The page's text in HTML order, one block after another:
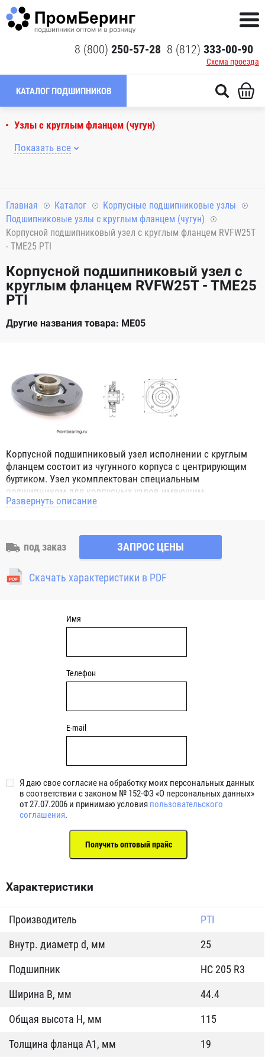
8 (800) 250-57-28 8 (812) 333-00-90
Схема проезда
КАТАЛОГ ПОДШИПНИКОВ
Узлы с круглым фланцем (чугун)
Показать все
Главная Каталог
Корпусные подшипниковые узлы
Подшипниковые узлы с круглым фланцем (чугун)
Корпусной подшипниковый узел с круглым фланцем RVFW25T
- TME25 PTI
Корпусной подшипниковый узел с
круглым фланцем RVFW25T - TME25
PTI
Другие названия товара: ME05
Корпусной подшипниковый узел исполнении с круглым
фланцем состоит из чугунного корпуса с центрирующим
буртиком. Узел укомплектован специальным
подшипником для корпусных узлов имеющим
сферическое наружное кольцо. При монтаже корпусных
вала или неточность монтажа. Корпус имеет четыре
отверстия для закрепления. Узлы c круглым чугунным
фланцем являются обслуживаемыми, подшипник
смазывается через специальный фиттинг (тавотницу)
Развернуть описание
под заказ ЗАПРОС ЦЕНЫ
Скачать характеристики в PDF
Имя
Телефон
E-mail
Я даю свое согласие на обработку моих персональных данных
в соответствии с законом № 152-ФЗ «О персональных данных»
от 27.07.2006 и принимаю условия пользовательского
соглашения.
Характеристики
Производитель
PTI
Внутр. диаметр d, мм
25
Подшипник
HC 205 R3
Ширина B, мм
44.4
Общая высота H, мм
115
Толщина фланца А1, мм
19